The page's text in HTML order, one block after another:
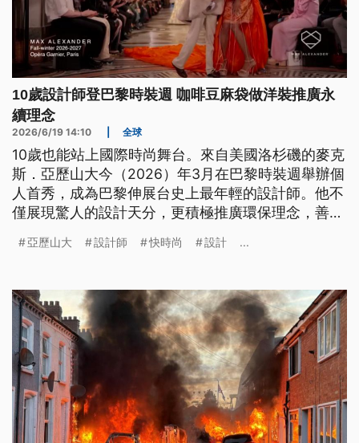
10歲設計師登巴黎時裝週 咖啡豆麻袋做洋裝推廣永
續理念
2026/6/19 14:10 全球
10歲也能站上國際時尚舞台。來自美國洛杉磯的麥克
斯．亞歷山大今（2026）年3月在巴黎時裝週舉辦個
人首秀，成為巴黎伸展台史上最年輕的設計師。他不
僅展現驚人的設計天分，更積極推廣環保理念，善用
大眾減少購買快時尚商品，為環境永續盡一份心力。
亞歷山大 設計師 快時尚 設計 ...